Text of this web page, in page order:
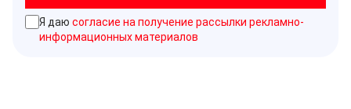
Я даю согласие на получение рассылки рекламно-
информационных материалов